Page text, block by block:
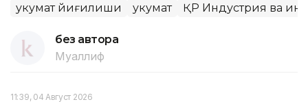
Ҳукумат йиғилиши Ҳукумат ҚР Индустрия ва
без автора
Муаллиф
11:39, 04 Август 2026